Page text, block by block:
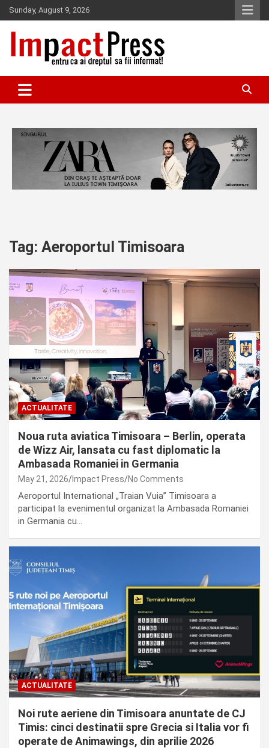
Skip
to
content
Sunday, August 9, 2026
IMPACTPRESS
Tag: Aeroportul Timisoara
ACTUALITATE
Noua ruta aviatica Timisoara – Berlin, operata
de Wizz Air, lansata cu fast diplomatic la
Ambasada Romaniei in Germania
May 21, 2026 Impact Press No Comments
Aeroportul International „Traian Vuia” Timisoara a
participat la evenimentul organizat la Ambasada Romaniei
in Germania cu…
ACTUALITATE
Noi rute aeriene din Timisoara anuntate de CJ
Timis: cinci destinatii spre Grecia si Italia vor fi
operate de Animawings, din aprilie 2026